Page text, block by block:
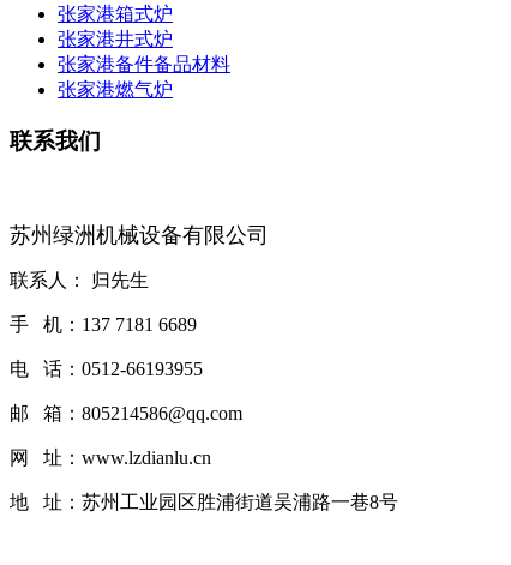
张家港箱式炉
张家港井式炉
张家港备件备品材料
张家港燃气炉
联系我们
苏州绿洲机械设备有限公司
联系人： 归先生
手 机：137 7181 6689
电 话：0512-66193955
邮 箱：805214586@qq.com
网 址：www.lzdianlu.cn
地 址： 苏州工业园区胜浦街道吴浦路一巷8号